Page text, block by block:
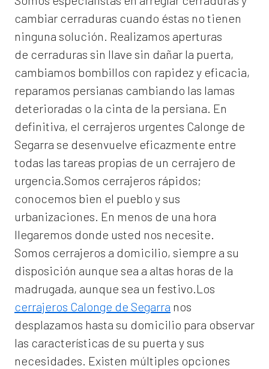
cambiar cerraduras cuando éstas no tienen
ninguna solución. Realizamos aperturas
de cerraduras sin llave sin dañar la puerta,
cambiamos bombillos con rapidez y eficacia,
reparamos persianas cambiando las lamas
deterioradas o la cinta de la persiana. En
definitiva, el cerrajeros urgentes Calonge de
Segarra se desenvuelve eficazmente entre
todas las tareas propias de un cerrajero de
urgencia.Somos cerrajeros rápidos;
conocemos bien el pueblo y sus
urbanizaciones. En menos de una hora
llegaremos donde usted nos necesite.
Somos cerrajeros a domicilio, siempre a su
disposición aunque sea a altas horas de la
madrugada, aunque sea un festivo.Los
cerrajeros Calonge de Segarra nos
desplazamos hasta su domicilio para observar
las características de su puerta y sus
necesidades. Existen múltiples opciones